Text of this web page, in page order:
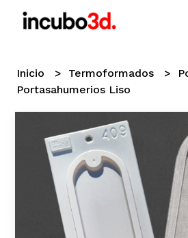
Inicio Termoformados
Portasahumerios Liso